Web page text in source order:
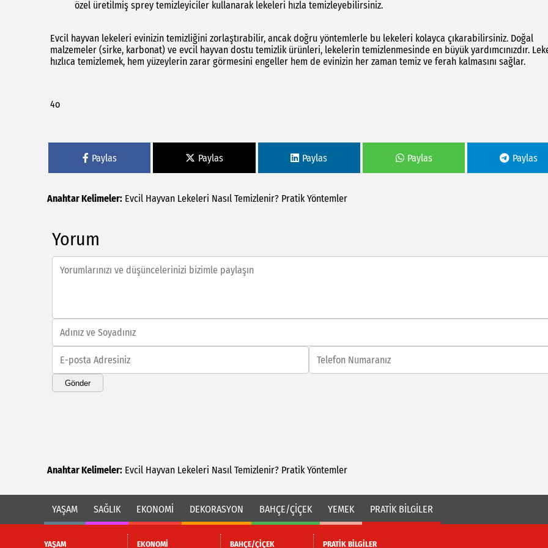
özel üretilmiş sprey temizleyiciler kullanarak lekeleri hızla temizleyebilirsiniz.
Evcil hayvan lekeleri evinizin temizliğini zorlaştırabilir, ancak doğru yöntemlerle bu lekeleri kolayca çıkarabilirsiniz. Doğal
malzemeler (sirke, karbonat) ve evcil hayvan dostu temizlik ürünleri, lekelerin temizlenmesinde en büyük yardımcınızdır.
hızlıca temizlemek, hem yüzeylerin zarar görmesini engeller hem de evinizin her zaman temiz ve ferah kalmasını sağlar.
4o
Paylas Paylas Paylas Paylas Paylas
Anahtar Kelimeler: Evcil Hayvan Lekeleri Nasıl Temizlenir? Pratik Yöntemler
Yorum
Gönder
Anahtar Kelimeler: Evcil Hayvan Lekeleri Nasıl Temizlenir? Pratik Yöntemler
YAŞAM SAĞLIK EKONOMİ DEKORASYON BAHÇE/ÇİÇEK YEMEK PRATİK BİLGİLER
YAŞAM EKONOMİ BAHÇE/ÇİÇEK PRATİK BİLGİLER